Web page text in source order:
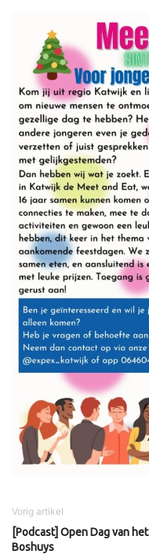
Vorig artikel
[Podcast] Open Dag van het
Boshuys